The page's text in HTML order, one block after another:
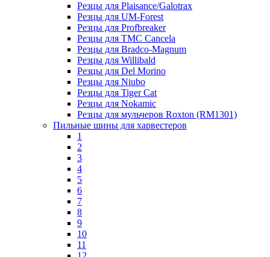
Резцы для Plaisance/Galotrax
Резцы для UM-Forest
Резцы для Profbreaker
Резцы для TMC Cancela
Резцы для Bradco-Magnum
Резцы для Willibald
Резцы для Del Morino
Резцы для Niubo
Резцы для Tiger Cat
Резцы для Nokamic
Резцы для мульчеров Roxton (RM1301)
Пильные шины для харвестеров
1
2
3
4
5
6
7
8
9
10
11